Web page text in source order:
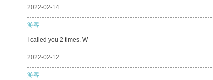
2022-02-14
游客
I called you 2 times. W
2022-02-12
游客